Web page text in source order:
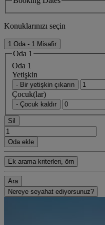
Konuklarınızı seçin
1 Oda - 1 Misafir
Oda 1
Oda 1
Yetişkin
- Bir yetişkin çıkarın
Çocuk(lar)
- Çocuk kaldır
Sil
Oda ekle
Ek arama kriterleri, örn
Ara
Nereye seyahat ediyorsunuz?